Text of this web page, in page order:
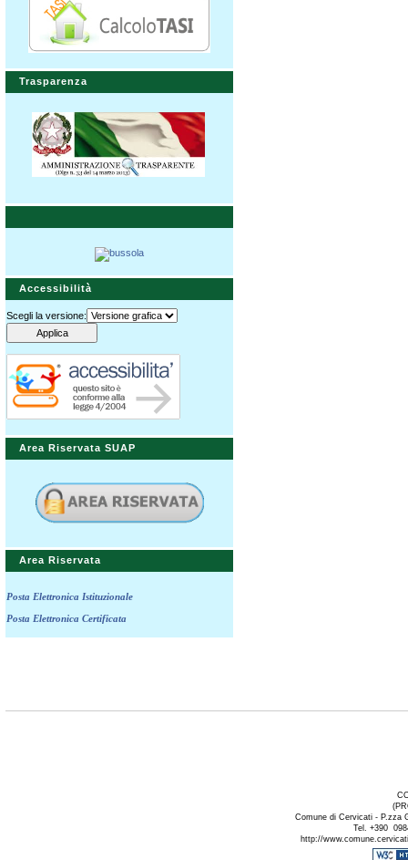
Trasparenza
Accessibilità
Scegli la versione:
Area Riservata SUAP
Area Riservata
Posta Elettronica Istituzionale
Posta Elettronica Certificata
Comune di Cervicati - P.zza
Tel. +390
http://